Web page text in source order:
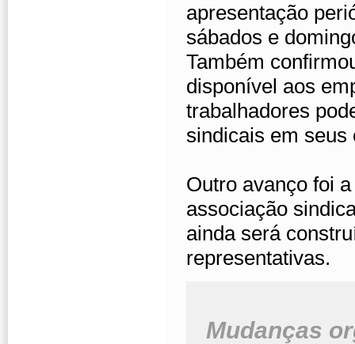
apresentação
sábados e
Também
disponível aos
trabalhadores
sindicais em
Outro avanço foi
associação
ainda será
representativas.
Mudanças